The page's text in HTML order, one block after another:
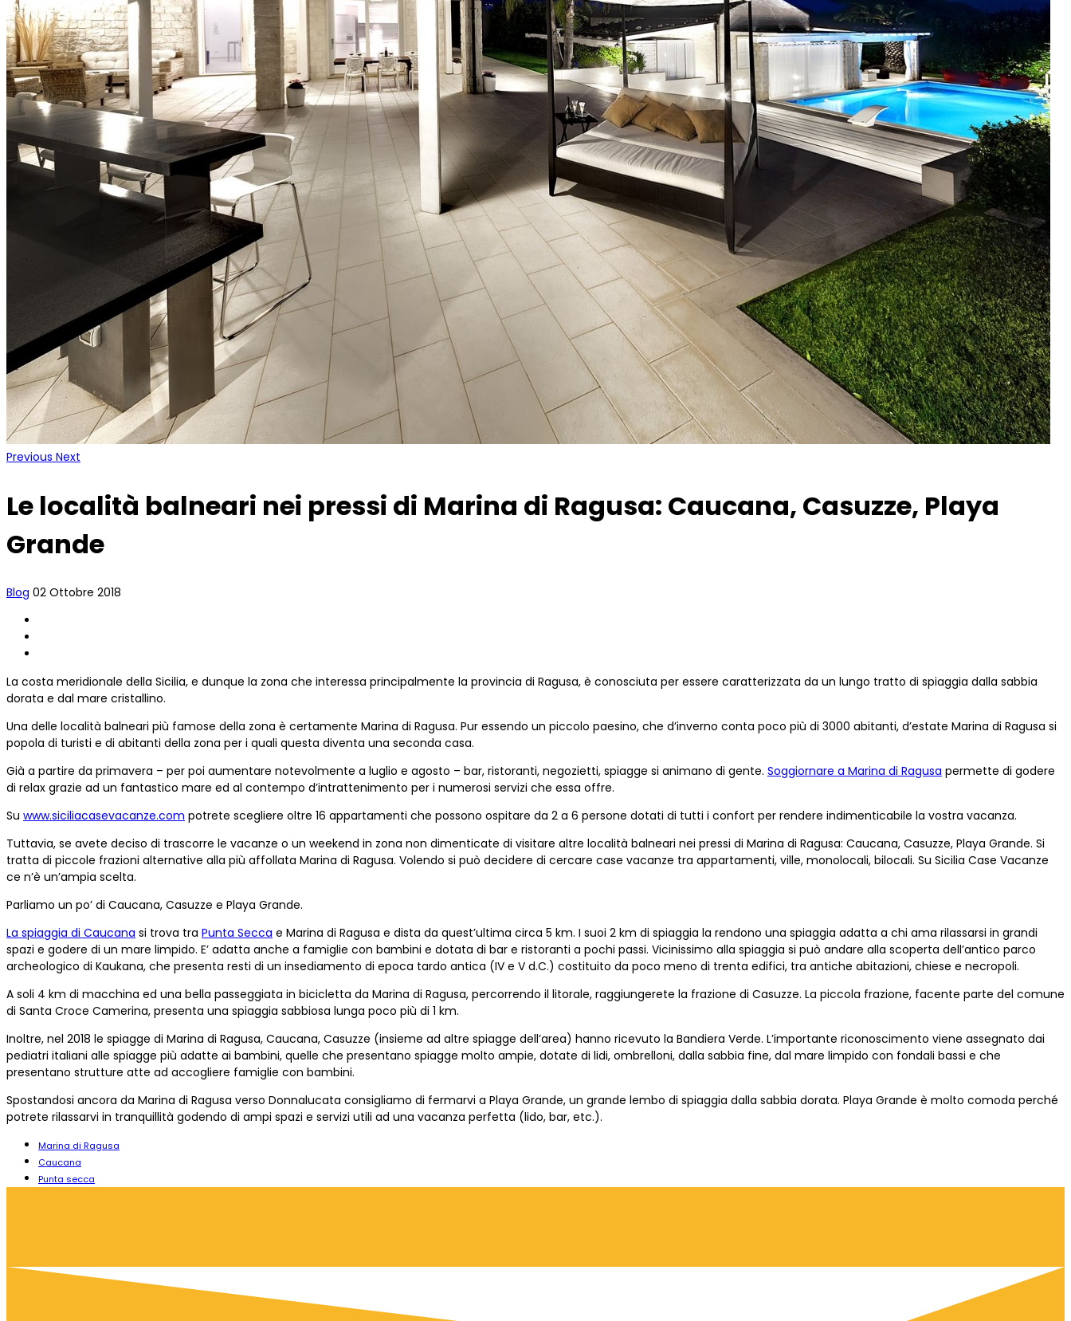
Previous Next
Le località balneari nei pressi di Marina di Ragusa: Caucana, Casuzze, Playa
Grande
Blog 02 Ottobre 2018
La costa meridionale della Sicilia, e dunque la zona che interessa principalmente la provincia di Ragusa, è conosciuta per essere caratterizzata da un lungo tratto di spiaggia dalla sabbia
dorata e dal mare cristallino.
Una delle località balneari più famose della zona è certamente Marina di Ragusa. Pur essendo un piccolo paesino, che d’inverno conta poco più di 3000 abitanti, d’estate Marina di Ragusa si
popola di turisti e di abitanti della zona per i quali questa diventa una seconda casa.
Già a partire da primavera – per poi aumentare notevolmente a luglio e agosto – bar, ristoranti, negozietti, spiagge si animano di gente. Soggiornare a Marina di Ragusa permette di godere
di relax grazie ad un fantastico mare ed al contempo d’intrattenimento per i numerosi servizi che essa offre.
Su www.siciliacasevacanze.com potrete scegliere oltre 16 appartamenti che possono ospitare da 2 a 6 persone dotati di tutti i confort per rendere indimenticabile la vostra vacanza.
Tuttavia, se avete deciso di trascorre le vacanze o un weekend in zona non dimenticate di visitare altre località balneari nei pressi di Marina di Ragusa: Caucana, Casuzze, Playa Grande. Si
tratta di piccole frazioni alternative alla più affollata Marina di Ragusa. Volendo si può decidere di cercare case vacanze tra appartamenti, ville, monolocali, bilocali. Su Sicilia Case Vacanze
ce n’è un’ampia scelta.
Parliamo un po’ di Caucana, Casuzze e Playa Grande.
La spiaggia di Caucana si trova tra Punta Secca e Marina di Ragusa e dista da quest’ultima circa 5 km. I suoi 2 km di spiaggia la rendono una spiaggia adatta a chi ama rilassarsi in grandi
spazi e godere di un mare limpido. E’ adatta anche a famiglie con bambini e dotata di bar e ristoranti a pochi passi. Vicinissimo alla spiaggia si può andare alla scoperta dell’antico parco
archeologico di Kaukana, che presenta resti di un insediamento di epoca tardo antica (IV e V d.C.) costituito da poco meno di trenta edifici, tra antiche abitazioni, chiese e necropoli.
A soli 4 km di macchina ed una bella passeggiata in bicicletta da Marina di Ragusa, percorrendo il litorale, raggiungerete la frazione di Casuzze. La piccola frazione, facente parte del comune
di Santa Croce Camerina, presenta una spiaggia sabbiosa lunga poco più di 1 km.
Inoltre, nel 2018 le spiagge di Marina di Ragusa, Caucana, Casuzze (insieme ad altre spiagge dell’area) hanno ricevuto la Bandiera Verde. L’importante riconoscimento viene assegnato dai
pediatri italiani alle spiagge più adatte ai bambini, quelle che presentano spiagge molto ampie, dotate di lidi, ombrelloni, dalla sabbia fine, dal mare limpido con fondali bassi e che
presentano strutture atte ad accogliere famiglie con bambini.
Spostandosi ancora da Marina di Ragusa verso Donnalucata consigliamo di fermarvi a Playa Grande, un grande lembo di spiaggia dalla sabbia dorata. Playa Grande è molto comoda perché
potrete rilassarvi in tranquillità godendo di ampi spazi e servizi utili ad una vacanza perfetta (lido, bar, etc.).
Marina di Ragusa
Caucana
Punta secca